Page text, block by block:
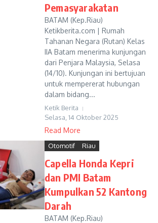
Pemasyarakatan
BATAM (Kep.Riau)
Ketikberita.com | Rumah
Tahanan Negara (Rutan) Kelas
IIA Batam menerima kunjungan
dari Penjara Malaysia, Selasa
(14/10). Kunjungan ini bertujuan
untuk mempererat hubungan
dalam bidang...
Ketik Berita
Selasa, 14 Oktober 2025
Read More
Otomotif Riau
Capella Honda Kepri
dan PMI Batam
Kumpulkan 52 Kantong
Darah
BATAM (Kep.Riau)